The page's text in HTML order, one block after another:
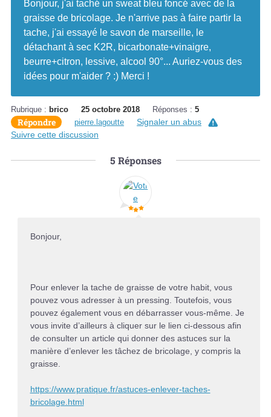
Bonjour, j'ai taché un sweat bleu foncé avec de la
graisse de bricolage. Je n'arrive pas à faire partir la
tache, j'ai essayé le savon de marseille, le
détachant à sec K2R, bicarbonate+vinaigre,
beurre+citron, lessive, alcool 90°... Auriez-vous des
idées pour m'aider ? :) Merci !
Rubrique : brico 25 octobre 2018 Réponses : 5
Répondre pierre.lagoutte
Signaler un abus
Suivre cette discussion
5 Réponses
Bonjour,
Pour enlever la tache de graisse de votre habit, vous
pouvez vous adresser à un pressing. Toutefois, vous
pouvez également vous en débarrasser vous-même. Je
vous invite d’ailleurs à cliquer sur le lien ci-dessous afin
de consulter un article qui donner des astuces sur la
manière d’enlever les tâchez de bricolage, y compris la
graisse.
https://www.pratique.fr/astuces-enlever-taches-
bricolage.html